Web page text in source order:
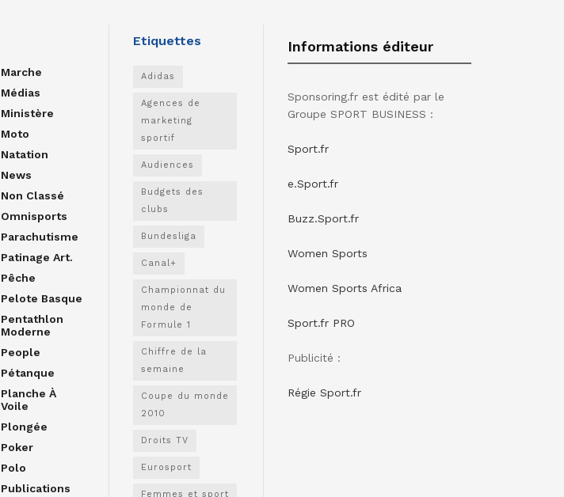
Marche
Médias
Ministère
Moto
Natation
News
Non Classé
Omnisports
Parachutisme
Patinage Art.
Pêche
Pelote Basque
Pentathlon
Moderne
People
Pétanque
Planche À
Voile
Plongée
Poker
Polo
Publications
Etiquettes
Adidas
Agences de
marketing
sportif
Audiences
Budgets des
clubs
Bundesliga
Canal+
Championnat du
monde de
Formule 1
Chiffre de la
semaine
Coupe du monde
2010
Droits TV
Eurosport
Femmes et sport
Informations éditeur
Sponsoring.fr est édité par le
Groupe SPORT BUSINESS :
Sport.fr
e.Sport.fr
Buzz.Sport.fr
Women Sports
Women Sports Africa
Sport.fr PRO
Publicité :
Régie Sport.fr